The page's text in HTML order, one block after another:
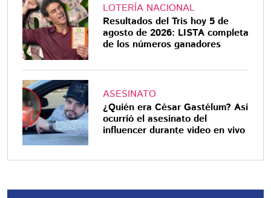
LOTERÍA NACIONAL
Resultados del Tris hoy 5 de
agosto de 2026: LISTA completa
de los números ganadores
ASESINATO
¿Quién era César Gastélum? Así
ocurrió el asesinato del
influencer durante video en vivo